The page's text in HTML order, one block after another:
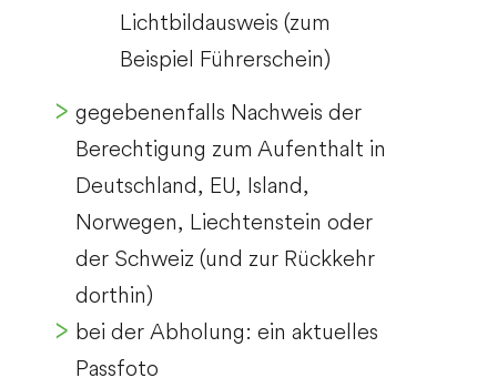
Lichtbildausweis (zum
Beispiel Führerschein)
gegebenenfalls Nachweis der
Berechtigung zum Aufenthalt in
Deutschland, EU, Island,
Norwegen, Liechtenstein oder
der Schweiz (und zur Rückkehr
dorthin)
bei der Abholung: ein aktuelles
Passfoto